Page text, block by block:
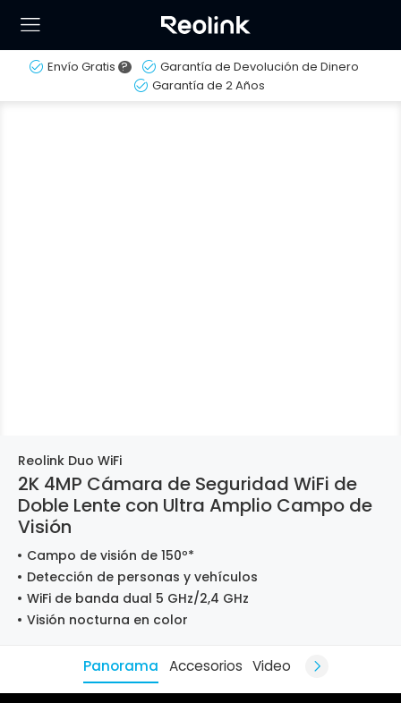
Envío Gratis ?
Garantía de Devolución de Dinero
Garantía de 2 Años
Reolink Duo WiFi
2K 4MP Cámara de Seguridad WiFi de
Doble Lente con Ultra Amplio Campo de
Visión
Campo de visión de 150º*
Detección de personas y vehículos
WiFi de banda dual 5 GHz/2,4 GHz
Visión nocturna en color
Panorama Accesorios Video